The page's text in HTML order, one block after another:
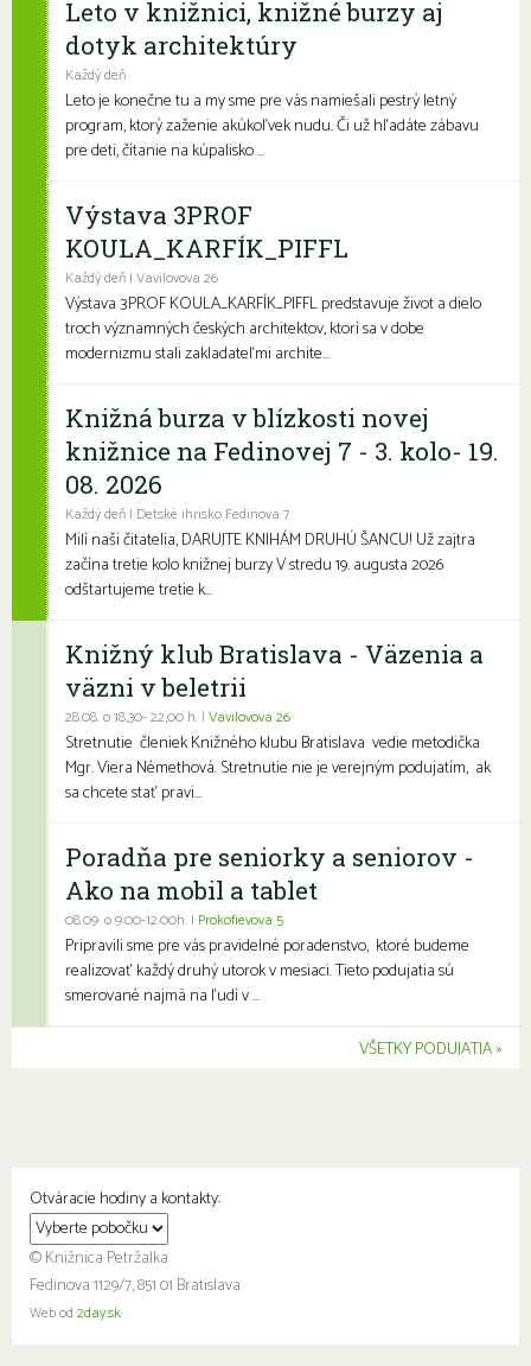
Leto v knižnici, knižné burzy aj
dotyk architektúry
Každý deň
Leto je konečne tu a my sme pre vás namiešali pestrý letný
program, ktorý zaženie akúkoľvek nudu. Či už hľadáte zábavu
pre deti, čítanie na kúpalisko ...
Výstava 3PROF
KOULA_KARFÍK_PIFFL
Každý deň | Vavilovova 26
Výstava 3PROF KOULA_KARFÍK_PIFFL predstavuje život a dielo
troch významných českých architektov, ktorí sa v dobe
modernizmu stali zakladateľmi archite...
Knižná burza v blízkosti novej
knižnice na Fedinovej 7 - 3. kolo- 19.
08. 2026
Každý deň | Detské ihrisko Fedinova 7
Milí naši čitatelia, DARUJTE KNIHÁM DRUHÚ ŠANCU! Už zajtra
začína tretie kolo knižnej burzy V stredu 19. augusta 2026
odštartujeme tretie k...
Knižný klub Bratislava - Väzenia a
väzni v beletrii
28.08. o 18,30- 22,00 h. | Vavilovova 26
Stretnutie členiek Knižného klubu Bratislava vedie metodička
Mgr. Viera Némethová. Stretnutie nie je verejným podujatím, ak
sa chcete stať pravi...
Poradňa pre seniorky a seniorov -
Ako na mobil a tablet
08.09. o 9:00-12:00h. | Prokofievova 5
Pripravili sme pre vás pravidelné poradenstvo, ktoré budeme
realizovať každý druhý utorok v mesiaci. Tieto podujatia sú
smerované najmä na ľudí v ...
VŠETKY PODUJATIA
Otváracie hodiny a kontakty:
© Knižnica Petržalka
Fedinova 1129/7, 851 01 Bratislava
Web od 2day.sk